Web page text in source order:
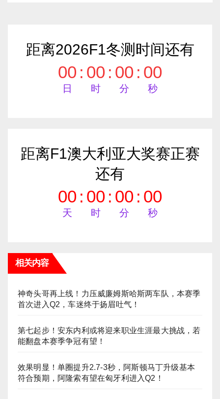
距离2026F1冬测时间还有
00
日
: 00
时
: 00
分
: 00
秒
距离F1澳大利亚大奖赛正赛
还有
00
天
: 00
时
: 00
分
: 00
秒
相关内容
神奇头哥再上线！力压威廉姆斯哈斯两车队，本赛季
首次进入Q2，车迷终于扬眉吐气！
第七起步！安东内利或将迎来职业生涯最大挑战，若
能翻盘本赛季争冠有望！
效果明显！单圈提升2.7-3秒，阿斯顿马丁升级基本
符合预期，阿隆索有望在匈牙利进入Q2！